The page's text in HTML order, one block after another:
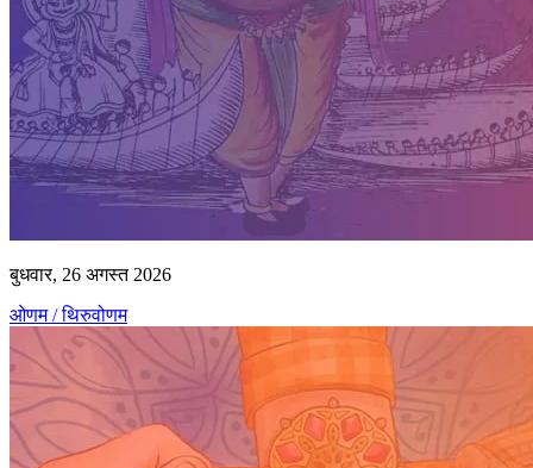
बुधवार, 26 अगस्त 2026
ओणम / थिरुवोणम